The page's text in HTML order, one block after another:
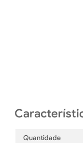
Quantidade